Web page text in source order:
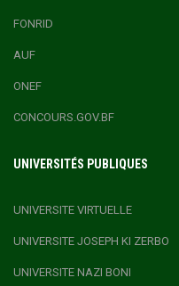
FONRID
AUF
ONEF
CONCOURS.GOV.BF
UNIVERSITÉS PUBLIQUES
UNIVERSITE VIRTUELLE
UNIVERSITE JOSEPH KI ZERBO
UNIVERSITE NAZI BONI